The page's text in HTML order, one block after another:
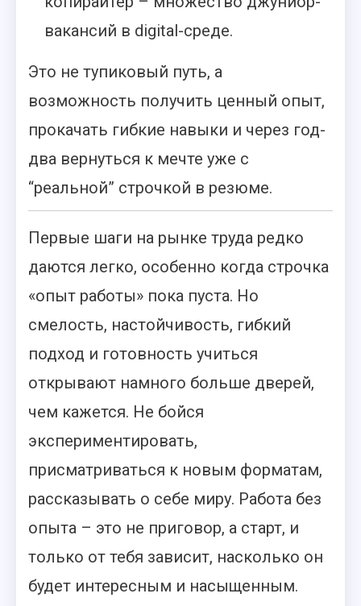
вакансий в digital-среде.
Это не тупиковый путь, а
возможность получить ценный опыт,
прокачать гибкие навыки и через год-
два вернуться к мечте уже с
“реальной” строчкой в резюме.
Первые шаги на рынке труда редко
даются легко, особенно когда строчка
«опыт работы» пока пуста. Но
смелость, настойчивость, гибкий
подход и готовность учиться
открывают намного больше дверей,
чем кажется. Не бойся
экспериментировать,
присматриваться к новым форматам,
рассказывать о себе миру. Работа без
опыта – это не приговор, а старт, и
только от тебя зависит, насколько он
будет интересным и насыщенным.